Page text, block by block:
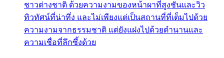
ชาวต่างชาติ ด้วยความงามของหน้าผาที่สูงชันและวิว
ทิวทัศน์ที่น่าทึ่ง และไม่เพียงแต่เป็นสถานที่ที่เต็มไปด้วย
ความงามจากธรรมชาติ แต่ยังแฝงไปด้วยตำนานและ
ความเชื่อที่ลึกซึ้งด้วย